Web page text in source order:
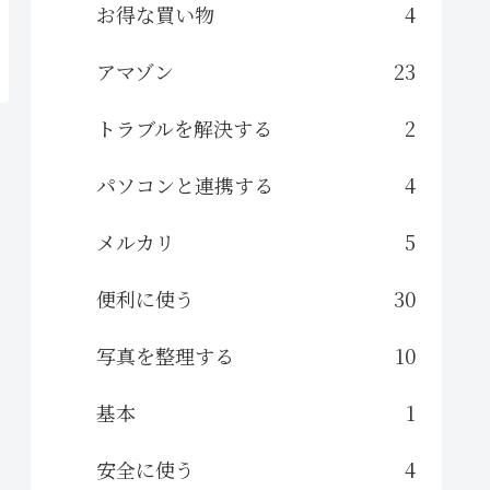
お得な買い物
4
アマゾン
23
トラブルを解決する
2
パソコンと連携する
4
メルカリ
5
便利に使う
30
写真を整理する
10
基本
1
安全に使う
4